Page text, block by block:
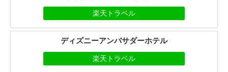
楽天トラベル
ディズニーアンバサダーホテル
楽天トラベル